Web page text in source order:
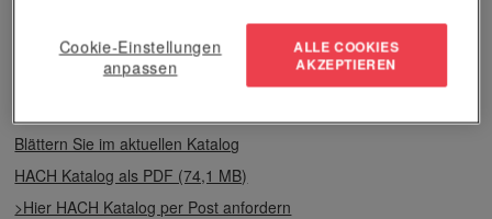
Blättern Sie im aktuellen Katalog
HACH Katalog als PDF (74,1 MB)
>Hier HACH Katalog per Post anfordern
Cookie-Einstellungen
anpassen
ALLE COOKIES
AKZEPTIEREN